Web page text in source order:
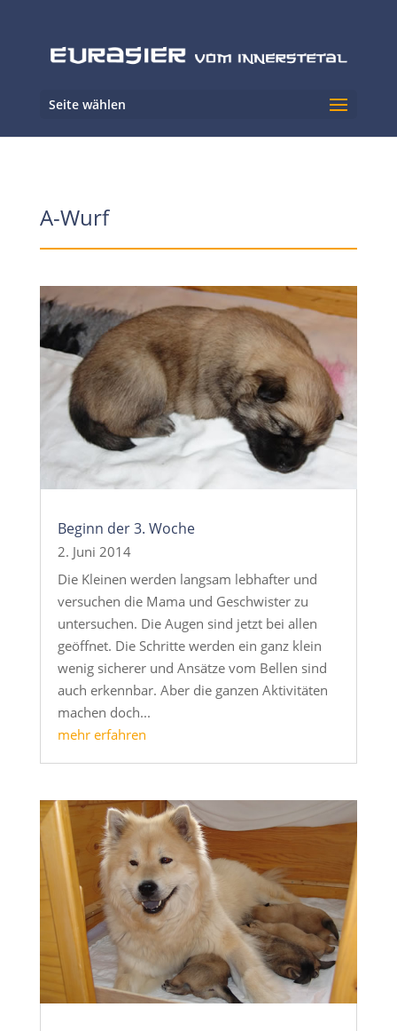
Seite wählen
A-Wurf
Beginn der 3. Woche
2. Juni 2014
Die Kleinen werden langsam lebhafter und
versuchen die Mama und Geschwister zu
untersuchen. Die Augen sind jetzt bei allen
geöffnet. Die Schritte werden ein ganz klein
wenig sicherer und Ansätze vom Bellen sind
auch erkennbar. Aber die ganzen Aktivitäten
machen doch...
mehr erfahren